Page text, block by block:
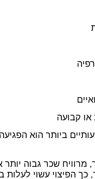
או קבועה
ביותר הוא
מרוויח שכר גבוה יותר
הפיצוי עשוי לעלות